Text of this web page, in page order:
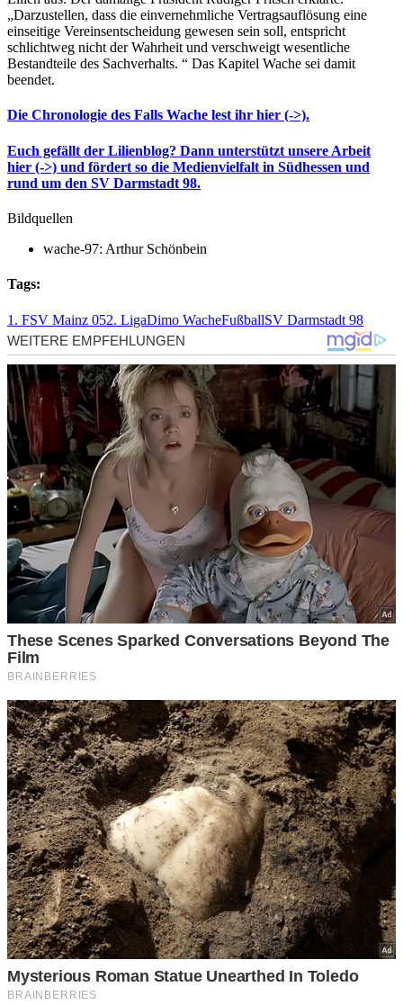
„Darzustellen, dass die einvernehmliche Vertragsauflösung eine
einseitige Vereinsentscheidung gewesen sein soll, entspricht
schlichtweg nicht der Wahrheit und verschweigt wesentliche
Bestandteile des Sachverhalts. “ Das Kapitel Wache sei damit
beendet.
Die Chronologie des Falls Wache lest ihr hier (->).
Euch gefällt der Lilienblog? Dann unterstützt unsere Arbeit
hier (->) und fördert so die Medienvielfalt in Südhessen und
rund um den SV Darmstadt 98.
Bildquellen
wache-97: Arthur Schönbein
Tags:
1. FSV Mainz 052. LigaDimo WacheFußballSV Darmstadt 98